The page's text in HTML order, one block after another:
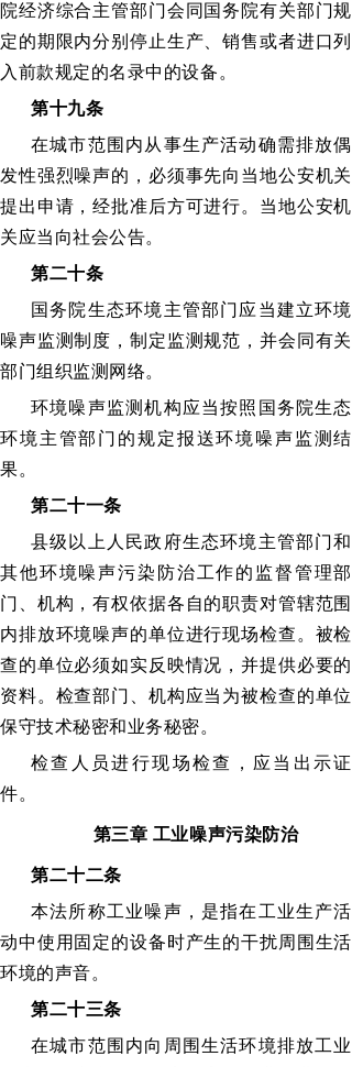
院经济综合主管部门会同国务院有关部门规
定的期限内分别停止生产、销售或者进口列
入前款规定的名录中的设备。
第十九条
在城市范围内从事生产活动确需排放偶
发性强烈噪声的，必须事先向当地公安机关
提出申请，经批准后方可进行。当地公安机
关应当向社会公告。
第二十条
国务院生态环境主管部门应当建立环境
噪声监测制度，制定监测规范，并会同有关
部门组织监测网络。
环境噪声监测机构应当按照国务院生态
环境主管部门的规定报送环境噪声监测结
果。
第二十一条
县级以上人民政府生态环境主管部门和
其他环境噪声污染防治工作的监督管理部
门、机构，有权依据各自的职责对管辖范围
内排放环境噪声的单位进行现场检查。被检
查的单位必须如实反映情况，并提供必要的
资料。检查部门、机构应当为被检查的单位
保守技术秘密和业务秘密。
检查人员进行现场检查，应当出示证
件。
第三章 工业噪声污染防治
第二十二条
本法所称工业噪声，是指在工业生产活
动中使用固定的设备时产生的干扰周围生活
环境的声音。
第二十三条
在城市范围内向周围生活环境排放工业